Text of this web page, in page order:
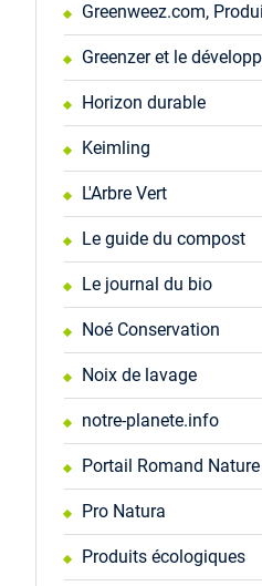
Greenweez.com,
Greenzer et le
Horizon durable
Keimling
L'Arbre Vert
Le guide du compost
Le journal du bio
Noé Conservation
Noix de lavage
notre-planete.info
Portail Romand Nature
Pro Natura
Produits écologiques